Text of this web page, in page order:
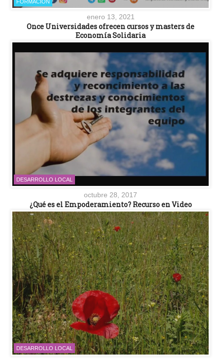
FORMACIÓN
enero 13, 2021
Once Universidades ofrecen cursos y masters de
Economía Solidaria
DESARROLLO LOCAL
octubre 28, 2017
¿Qué es el Empoderamiento? Recurso en Video
DESARROLLO LOCAL